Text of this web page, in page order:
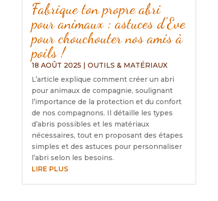
Fabrique ton propre abri
pour animaux : astuces d’Eve
pour chouchouter nos amis à
poils !
18 AOÛT 2025 | OUTILS & MATÉRIAUX
L’article explique comment créer un abri
pour animaux de compagnie, soulignant
l’importance de la protection et du confort
de nos compagnons. Il détaille les types
d’abris possibles et les matériaux
nécessaires, tout en proposant des étapes
simples et des astuces pour personnaliser
l’abri selon les besoins.
LIRE PLUS